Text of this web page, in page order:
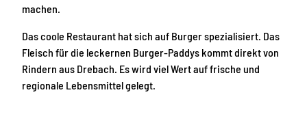
machen.
Das coole Restaurant hat sich auf Burger spezialisiert. Das
Fleisch für die leckernen Burger-Paddys kommt direkt von
Rindern aus Drebach. Es wird viel Wert auf frische und
regionale Lebensmittel gelegt.